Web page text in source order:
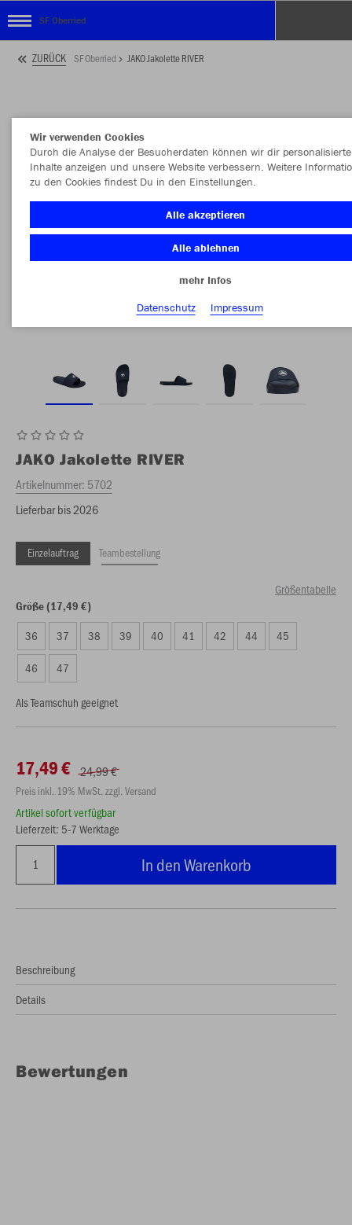
SF Oberried
ZURÜCK SF Oberried JAKO Jakolette RIVER
JAKO Jakolette RIVER
Artikelnummer: 5702
Lieferbar bis 2026
Einzelauftrag Teambestellung
Größentabelle
Größe (17,49 €)
36 37 38 39 40 41 42 44 45
46 47
Als Teamschuh geeignet
17,49 € 24,99 €
Preis inkl. 19% MwSt. zzgl. Versand
Artikel sofort verfügbar
Lieferzeit: 5-7 Werktage
In den Warenkorb
Beschreibung
Details
Bewertungen
Wir verwenden Cookies
Durch die Analyse der Besucherdaten können wir dir personalisierte
Inhalte anzeigen und unsere Website verbessern. Weitere
zu den Cookies findest Du in den Einstellungen.
Alle akzeptieren
Alle ablehnen
mehr Infos
Datenschutz
Impressum